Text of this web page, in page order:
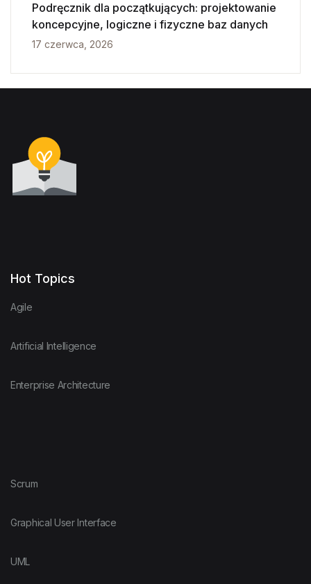
Podręcznik dla początkujących: projektowanie
koncepcyjne, logiczne i fizyczne baz danych
17 czerwca, 2026
Hot Topics
Agile
Artificial Intelligence
Enterprise Architecture
Scrum
Graphical User Interface
UML